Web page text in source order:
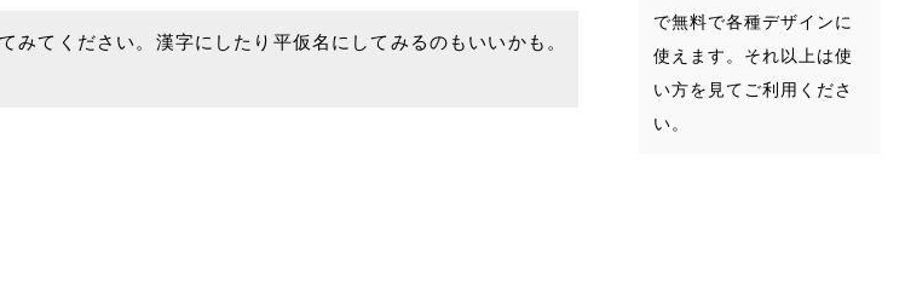
てください。漢字にしたり平仮名にしてみるのもいいかも。
で無料で各種デザインに
使えます。それ以上は使
い方を見てご利用くださ
い。